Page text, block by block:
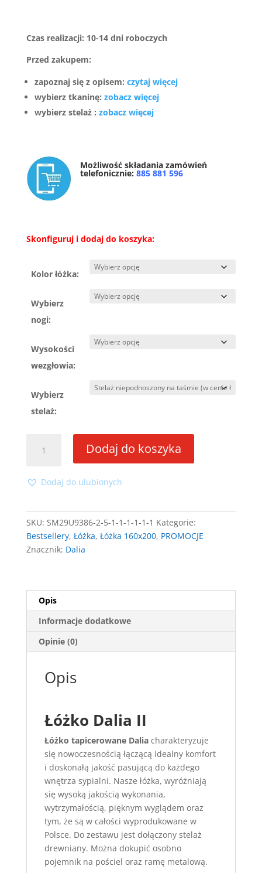
Czas realizacji: 10-14 dni roboczych
Przed zakupem:
zapoznaj się z opisem: czytaj więcej
wybierz tkaninę: zobacz więcej
wybierz stelaż : zobacz więcej
Możliwość składania zamówień
telefonicznie: 885 881 596
Skonfiguruj i dodaj do koszyka:
Kolor łóżka:
Wybierz
nogi:
Wysokości
wezgłowia:
Wybierz
stelaż:
Łóżko
II
stelażem
Dodaj do koszyka
Dodaj do ulubionych
SKU: SM29U9386-2-5-1-1-1-1-1-1 Kategorie:
Bestsellery, Łóżka, Łóżka 160x200, PROMOCJE
Znacznik: Dalia
Opis
Informacje dodatkowe
Opinie (0)
Opis
Łóżko Dalia II
Łóżko tapicerowane Dalia charakteryzuje
się nowoczesnością łączącą idealny komfort
i doskonałą jakość pasującą do każdego
wnętrza sypialni. Nasze łóżka, wyróżniają
się wysoką jakością wykonania,
wytrzymałością, pięknym wyglądem oraz
tym, że są w całości wyprodukowane w
Polsce. Do zestawu jest dołączony stelaż
drewniany. Można dokupić osobno
pojemnik na pościel oraz ramę metalową.